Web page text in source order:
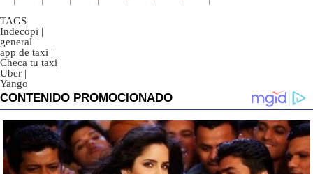
TAGS
Indecopi |
general |
app de taxi |
Checa tu taxi |
Uber |
Yango